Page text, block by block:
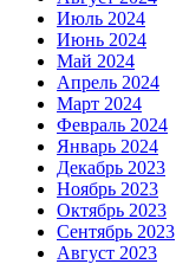
Июль 2024
Июнь 2024
Май 2024
Апрель 2024
Март 2024
Февраль 2024
Январь 2024
Декабрь 2023
Ноябрь 2023
Октябрь 2023
Сентябрь 2023
Август 2023